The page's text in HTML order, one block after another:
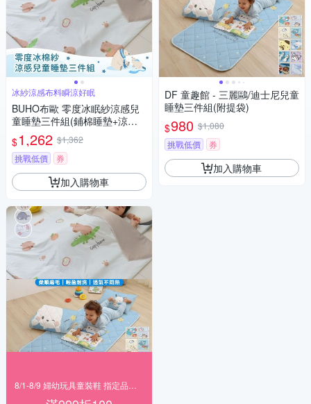
冰紗涼感布料瞬涼好眠
BUHO布歐 零度冰眠紗涼感兒
童睡墊三件組(鋪棉睡墊+涼被
+記憶枕)(多款任選)
$1,262 $1,362
挑戰低價
券
加入購物車
DF 童趣館 - 三麗鷗/迪士尼兒童
睡墊三件組(附提袋)
$980 $1,080
挑戰低價
券
加入購物車